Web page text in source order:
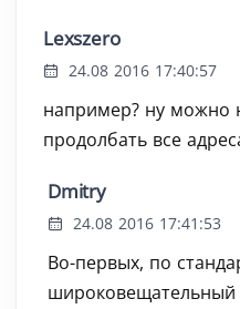
Lexszero
24.08 2016 17:40:57
например? ну можно
продолбать все
Dmitry
24.08 2016 17:41:53
Во-первых, по
широковещательный